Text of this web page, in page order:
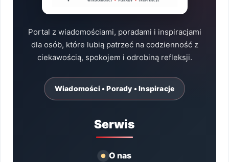
Portal z wiadomościami, poradami i inspiracjami
dla osób, które lubią patrzeć na codzienność z
ciekawością, spokojem i odrobiną refleksji.
Wiadomości • Porady • Inspiracje
Serwis
O nas